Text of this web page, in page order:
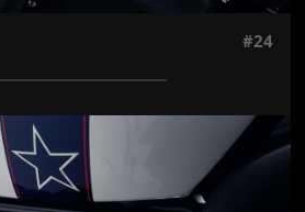
#24
Jön még kép!